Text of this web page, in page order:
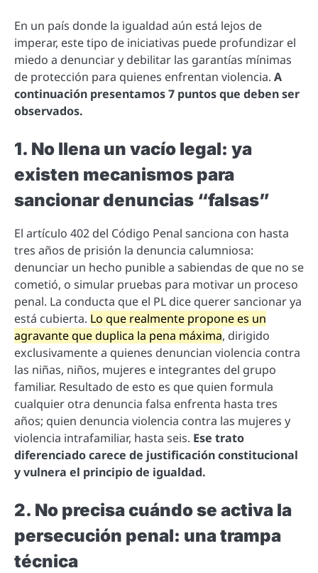
En un país donde la igualdad aún está lejos de
imperar, este tipo de iniciativas puede profundizar el
miedo a denunciar y debilitar las garantías mínimas
de protección para quienes enfrentan violencia. A
continuación presentamos 7 puntos que deben ser
observados.
1. No llena un vacío legal: ya
existen mecanismos para
sancionar denuncias “falsas”
El artículo 402 del Código Penal sanciona con hasta
tres años de prisión la denuncia calumniosa:
denunciar un hecho punible a sabiendas de que no se
cometió, o simular pruebas para motivar un proceso
penal. La conducta que el PL dice querer sancionar ya
está cubierta. Lo que realmente propone es un
agravante que duplica la pena máxima, dirigido
exclusivamente a quienes denuncian violencia contra
las niñas, niños, mujeres e integrantes del grupo
familiar. Resultado de esto es que quien formula
cualquier otra denuncia falsa enfrenta hasta tres
años; quien denuncia violencia contra las mujeres y
violencia intrafamiliar, hasta seis. Ese trato
diferenciado carece de justificación constitucional
y vulnera el principio de igualdad.
2. No precisa cuándo se activa la
persecución penal: una trampa
técnica